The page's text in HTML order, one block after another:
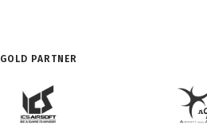
GOLD PARTNER